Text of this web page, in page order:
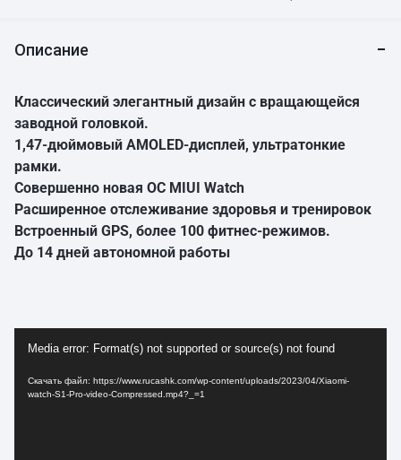
Описание
Классический элегантный дизайн с вращающейся
заводной головкой.
1,47-дюймовый AMOLED-дисплей, ультратонкие
рамки.
Совершенно новая ОС MIUI Watch
Расширенное отслеживание здоровья и тренировок
Встроенный GPS, более 100 фитнес-режимов.
До 14 дней автономной работы
Media error: Format(s) not supported or source(s) not found
Скачать файл: https://www.rucashk.com/wp-content/uploads/2023/04/Xiaomi-
watch-S1-Pro-video-Compressed.mp4?_=1